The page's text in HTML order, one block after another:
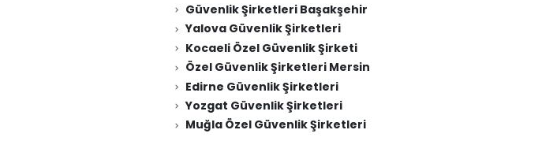
Güvenlik Şirketleri Başakşehir
Yalova Güvenlik Şirketleri
Kocaeli Özel Güvenlik Şirketi
Özel Güvenlik Şirketleri Mersin
Edirne Güvenlik Şirketleri
Yozgat Güvenlik Şirketleri
Muğla Özel Güvenlik Şirketleri